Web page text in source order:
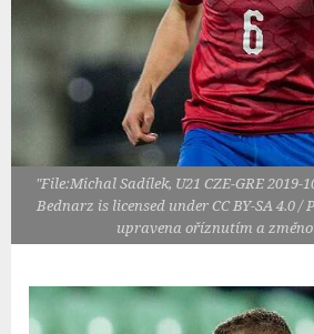
"File:Michal Sadílek, U21 CZE-GRE 2019-
Bednarz is licensed under CC BY-SA 4.0
upravena oříznutím a